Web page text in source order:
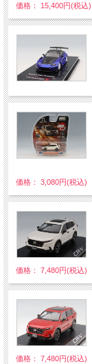
価格： 15,400円(税込)
価格： 3,080円(税込)
価格： 7,480円(税込)
価格： 7,480円(税込)